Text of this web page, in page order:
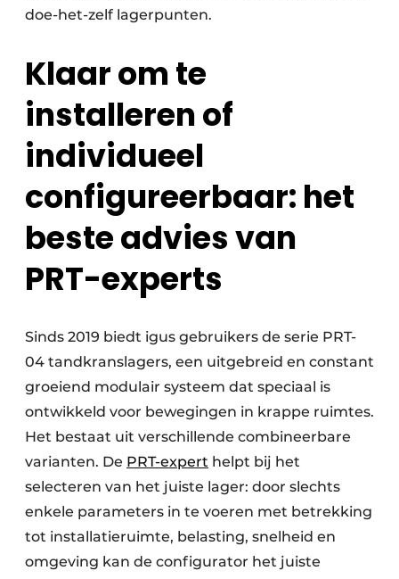
doe-het-zelf lagerpunten.
Klaar om te
installeren of
individueel
configureerbaar: het
beste advies van
PRT-experts
Sinds 2019 biedt igus gebruikers de serie PRT-
04 tandkranslagers, een uitgebreid en constant
groeiend modulair systeem dat speciaal is
ontwikkeld voor bewegingen in krappe ruimtes.
Het bestaat uit verschillende combineerbare
varianten. De PRT-expert helpt bij het
selecteren van het juiste lager: door slechts
enkele parameters in te voeren met betrekking
tot installatieruimte, belasting, snelheid en
omgeving kan de configurator het juiste